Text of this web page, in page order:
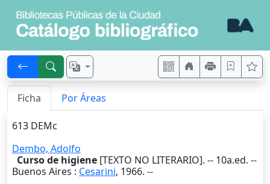
Ficha Por Áreas
613 DEMc
Dembo, Adolfo
Curso de higiene [TEXTO NO LITERARIO]. -- 10a.ed. --
Buenos Aires : Cesarini, 1966. --